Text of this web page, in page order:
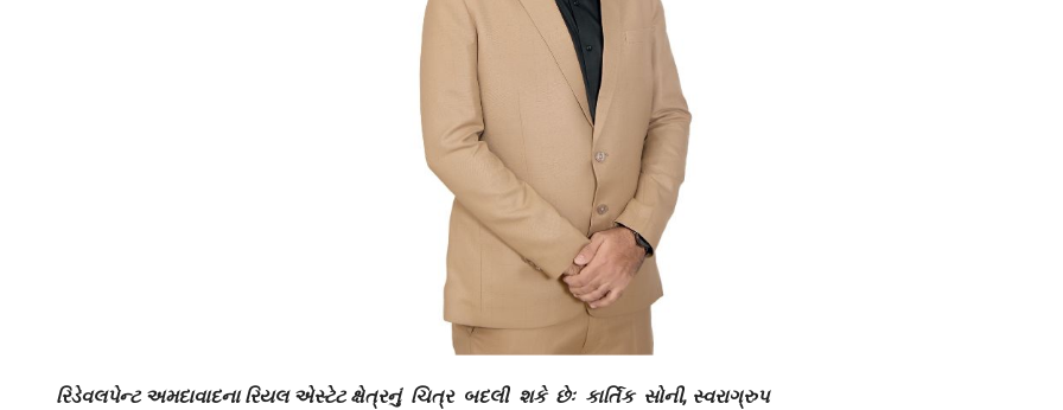
રિડેવલપેન્ટ અમદાવાદના રિયલ એસ્ટેટ ક્ષેત્રનું ચિત્ર બદલી શકે છેઃ કાર્તિક સોની, સ્વરાગ્રુપ